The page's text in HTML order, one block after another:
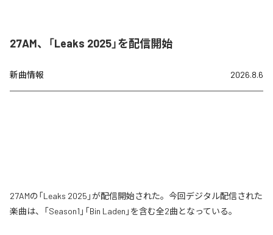
27AM、「Leaks 2025」を配信開始
新曲情報 2026.8.6
27AMの「Leaks 2025」が配信開始された。今回デジタル配信された
楽曲は、「Season1」「Bin Laden」を含む全2曲となっている。